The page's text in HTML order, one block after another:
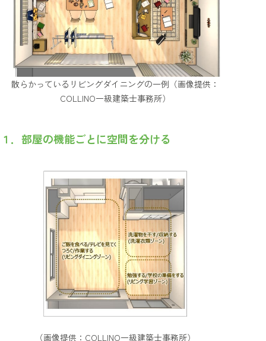
散らかっているリビングダイニングの一例（画像提供：
COLLINO一級建築士事務所）
１．部屋の機能ごとに空間を分ける
（画像提供：COLLINO一級建築士事務所）